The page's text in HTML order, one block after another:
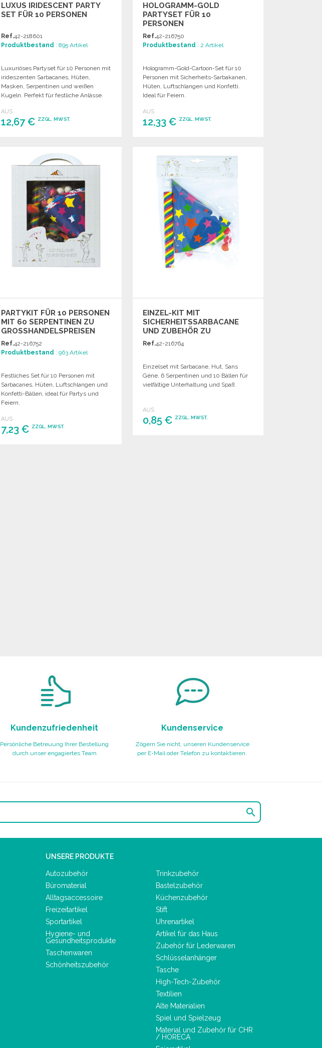
LUXUS IRIDESCENT PARTY
SET FÜR 10 PERSONEN
Ref.42-218601
Produktbestand : 895 Artikel
Luxuriöses Partyset für 10 Personen mit
irideszenten Sarbacanes, Hüten,
Masken, Serpentinen und weißen
Kugeln. Perfekt für festliche Anlässe.
AUS
12,67 € ZZGL. MWST.
Angebot anfordern
HOLOGRAMM-GOLD
PARTYSET FÜR 10
PERSONEN
Ref.42-216750
Produktbestand : 2 Artikel
Hologramm-Gold-Cartoon-Set für 10
Personen mit Sicherheits-Sarbakanen,
Hüten, Luftschlangen und Konfetti.
Ideal für Feiern.
AUS
12,33 € ZZGL. MWST.
Angebot anfordern
PARTYKIT FÜR 10 PERSONEN
MIT 60 SERPENTINEN ZU
GROSSHANDELSPREISEN
Ref.42-216752
Produktbestand : 963 Artikel
Festliches Set für 10 Personen mit
Sarbacanes, Hüten, Luftschlangen und
Konfetti-Bällen, ideal für Partys und
Feiern.
AUS
7,23 € ZZGL. MWST.
EINZEL-KIT MIT
SICHERHEITSSARBACANE
UND ZUBEHÖR ZU
GROSSHANDELSPREISEN
Ref.42-216764
Einzelset mit Sarbacane, Hut, Sans
Gène, 6 Serpentinen und 10 Bällen für
vielfältige Unterhaltung und Spaß.
AUS
0,85 € ZZGL. MWST.
Kundenzufriedenheit
Persönliche Betreuung Ihrer Bestellung
durch unser engagiertes Team
Kundenservice
Zögern Sie nicht, unseren Kundenservice
per E-Mail oder Telefon zu kontaktieren.

UNSERE PRODUKTE
Autozubehör
Büromaterial
Alltagsaccessoire
Freizeitartikel
Sportartikel
Hygiene- und
Gesundheitsprodukte
Taschenwaren
Schönheitszubehör
Trinkzubehör
Bastelzubehör
Küchenzubehör
Stift
Uhrenartikel
Artikel für das Haus
Zubehör für Lederwaren
Schlüsselanhänger
Tasche
High-Tech-Zubehör
Textilien
Alte Materialien
Spiel und Spielzeug
Material und Zubehör für CHR
/ HORECA